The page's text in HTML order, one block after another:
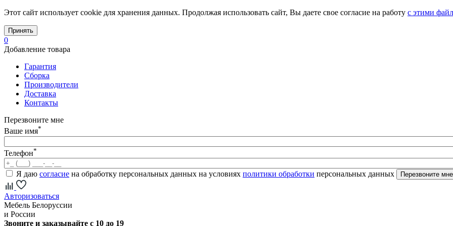
Этот сайт использует cookie для хранения данных. Продолжая использовать сайт, Вы даете свое согласие на работу с этими
Принять
0
Добавление товара
Гарантия
Сборка
Производители
Доставка
Контакты
Перезвоните мне
Ваше имя*
Телефон*
Я даю согласие на обработку персональных данных на условиях политики обработки персональных данных
Авторизоваться
Мебель Белоруссии
и России
Звоните и заказывайте с 10 до 19